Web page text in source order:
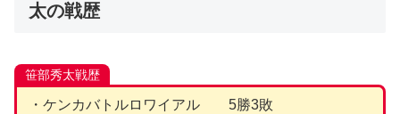
太の戦歴
笹部秀太戦歴
・ケンカバトルロワイアル 5勝3敗